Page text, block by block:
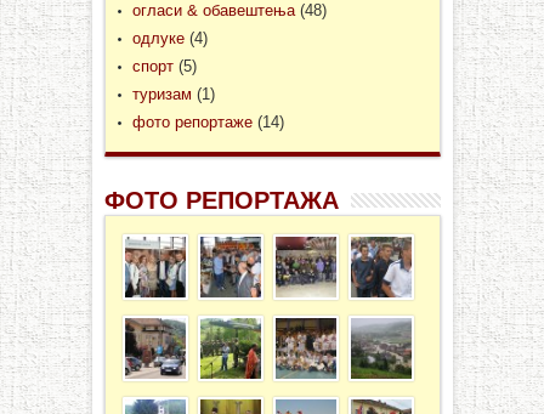
огласи & обавештења(48)
одлуке(4)
спорт(5)
туризам (1)
фото репортаже(14)
ФОТО РЕПОРТАЖА